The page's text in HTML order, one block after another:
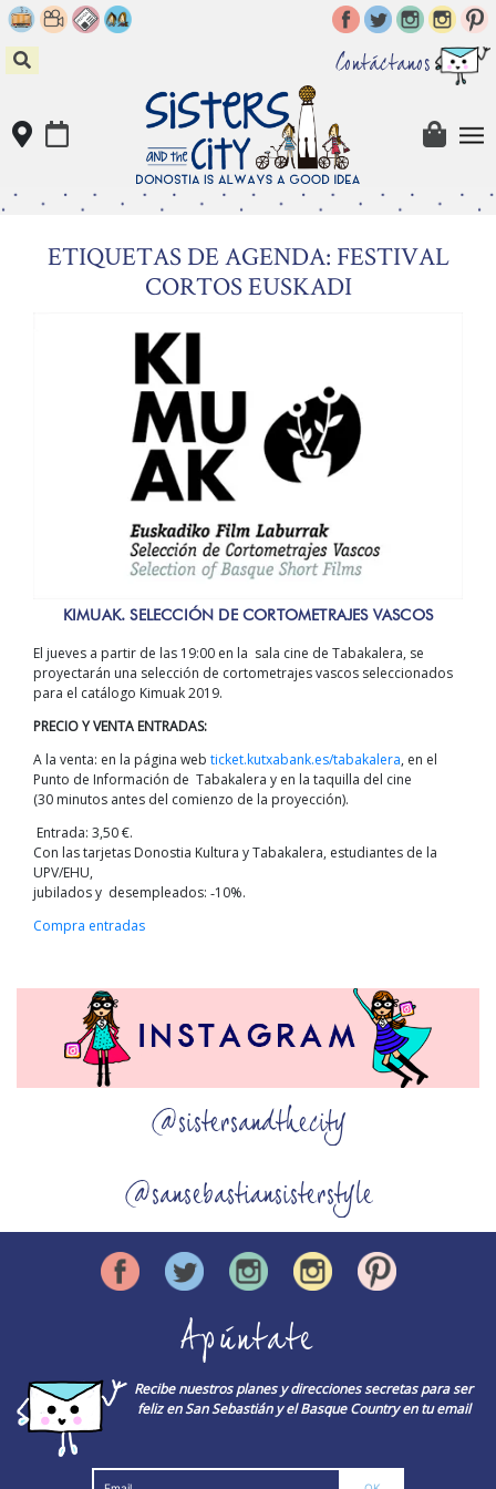
Skip
to
content
Contáctanos
ETIQUETAS DE AGENDA: FESTIVAL
CORTOS EUSKADI
KIMUAK. SELECCIÓN DE CORTOMETRAJES VASCOS
El jueves a partir de las 19:00 en la sala cine de Tabakalera, se
proyectarán una selección de cortometrajes vascos seleccionados
para el catálogo Kimuak 2019.
PRECIO Y VENTA ENTRADAS:
A la venta: en la página web ticket.kutxabank.es/tabakalera, en el
Punto de Información de Tabakalera y en la taquilla del cine
(30 minutos antes del comienzo de la proyección).
Entrada: 3,50 €.
Con las tarjetas Donostia Kultura y Tabakalera, estudiantes de la
UPV/EHU,
jubilados y desempleados: ‐10%.
Compra entradas
@sistersandthecity
@sansebastiansisterstyle
Apúntate
Recibe nuestros planes y direcciones secretas para ser
feliz en San Sebastián y el Basque Country en tu email